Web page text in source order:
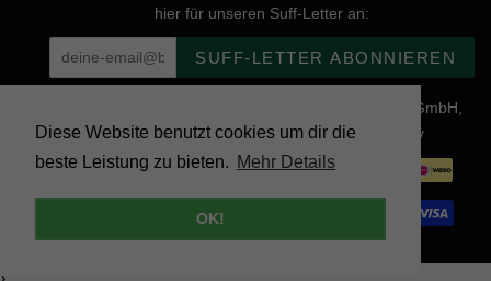
Diese Website benutzt cookies um dir die
beste Leistung zu bieten. Mehr Details
OK!
hier für unseren Suff-Letter an:
SUFF-LETTER ABONNIEREN
Urheberrecht © 2026, website created by Naturgenuss GmbH,
Nobelstraße 20, 12057 Berlin - Powered by Shopify
Zahlungsarten